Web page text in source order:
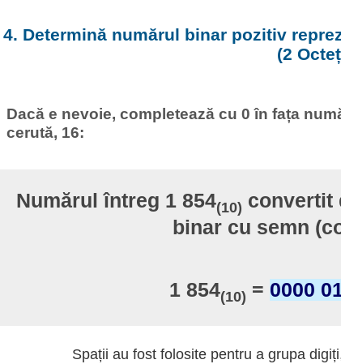
4. Determină numărul binar pozitiv
(2
Dacă e nevoie, completează cu 0 în fața
cerută, 16:
Numărul întreg 1 854(10) convertit
binar cu semn
1 854(10) = 0000
Spații au fost folosite pentru a grupa